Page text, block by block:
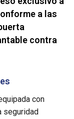
a las
contra
con
seguridad